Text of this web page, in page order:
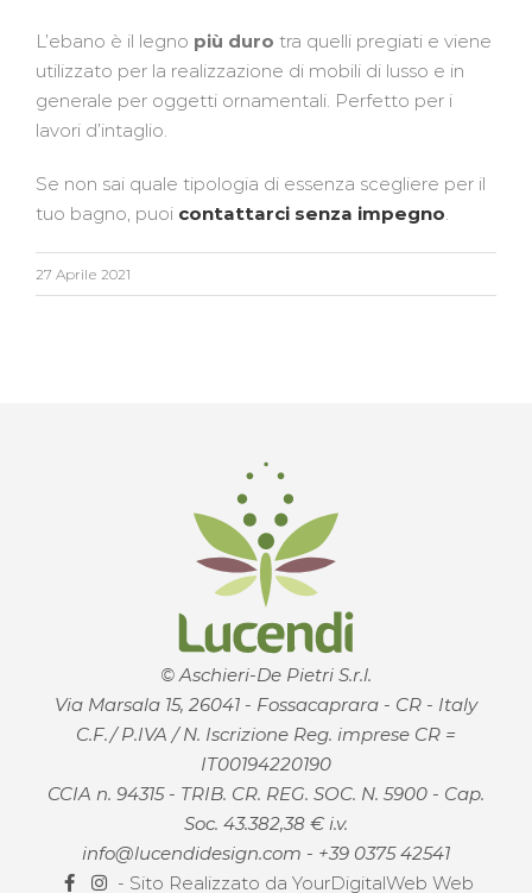
L’ebano è il legno più duro tra quelli pregiati e viene
utilizzato per la realizzazione di mobili di lusso e in
generale per oggetti ornamentali. Perfetto per i
lavori d’intaglio.
Se non sai quale tipologia di essenza scegliere per il
tuo bagno, puoi contattarci senza impegno.
27 Aprile 2021
© Aschieri-De Pietri S.r.l.
Via Marsala 15, 26041 - Fossacaprara - CR - Italy
C.F./ P.IVA / N. Iscrizione Reg. imprese CR =
IT00194220190
CCIA n. 94315 - TRIB. CR. REG. SOC. N. 5900 - Cap.
Soc. 43.382,38 € i.v.
info@lucendidesign.com - +39 0375 42541
- Sito Realizzato da YourDigitalWeb Web